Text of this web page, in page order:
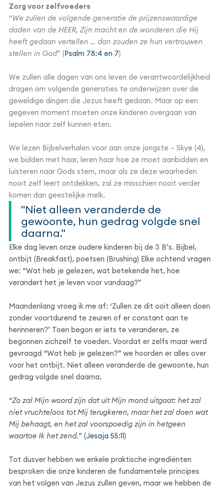
Zorg voor zelfvoeders
“We zullen de volgende generatie de prijzenswaardige
daden van de HEER, Zijn macht en de wonderen die Hij
heeft gedaan vertellen … dan zouden ze hun vertrouwen
stellen in God” (Psalm 78:4 en 7)
We zullen alle dagen van ons leven de verantwoordelijkheid
dragen om volgende generaties te onderwijzen over de
geweldige dingen die Jezus heeft gedaan. Maar op een
gegeven moment moeten onze kinderen overgaan van
lepelen naar zelf kunnen eten.
We lezen Bijbelverhalen voor aan onze jongste – Skye (4),
we bidden met haar, leren haar hoe ze moet aanbidden en
luisteren naar Gods stem, maar als ze deze waarheden
nooit zelf leert ontdekken, zal ze misschien nooit verder
komen dan geestelijke melk.
"Niet alleen veranderde de
gewoonte, hun gedrag volgde snel
daarna."
Elke dag leven onze oudere kinderen bij de 3 B’s. Bijbel,
ontbijt (Breakfast), poetsen (Brushing) Elke ochtend vragen
we: “Wat heb je gelezen, wat betekende het, hoe
verandert het je leven voor vandaag?”
Maandenlang vroeg ik me af: ‘Zullen ze dit ooit alleen doen
zonder voortdurend te zeuren of er constant aan te
herinneren?’ Toen begon er iets te veranderen, ze
begonnen zichzelf te voeden. Voordat er zelfs maar werd
gevraagd “Wat heb je gelezen?” we hoorden er alles over
voor het ontbijt. Niet alleen veranderde de gewoonte, hun
gedrag volgde snel daarna.
“Zo zal Mijn woord zijn dat uit Mijn mond uitgaat: het zal
niet vruchteloos tot Mij terugkeren, maar het zal doen wat
Mij behaagt, en het zal voorspoedig zijn in hetgeen
waartoe Ik het zend.” (Jesaja 55:11)
Tot dusver hebben we enkele praktische ingrediënten
besproken die onze kinderen de fundamentele principes
van het volgen van Jezus zullen geven, maar we hebben de